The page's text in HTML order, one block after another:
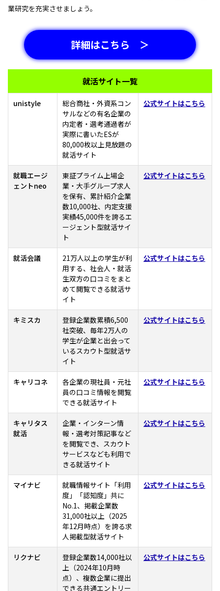
業研究を充実させましょう。
詳細はこちら ＞
就活サイト一覧
unistyle
総合商社・外資系コン
サルなどの有名企業の
内定者・選考通過者が
実際に書いたESが
80,000枚以上見放題の
就活サイト
公式サイトはこちら
就職エージ
ェントneo
東証プライム上場企
業・大手グループ求人
を保有、累計紹介企業
数10,000社、内定支援
実績45,000件を誇るエ
ージェント型就活サイ
ト
公式サイトはこちら
就活会議
21万人以上の学生が利
用する、社会人・就活
生双方の口コミをまと
めて閲覧できる就活サ
イト
公式サイトはこちら
キミスカ
登録企業数累積6,500
社突破、毎年2万人の
学生が企業と出会って
いるスカウト型就活サ
イト
公式サイトはこちら
キャリコネ
各企業の現社員・元社
員の口コミ情報を閲覧
できる就活サイト
公式サイトはこちら
キャリタス
就活
企業・インターン情
報・選考対策記事など
を閲覧でき、スカウト
サービスなども利用で
きる就活サイト
公式サイトはこちら
マイナビ
就職情報サイト「利用
度」「認知度」共に
No.1、掲載企業数
31,000社以上（2025
年12月時点）を誇る求
人掲載型就活サイト
公式サイトはこちら
リクナビ
登録企業数14,000社以
上（2024年10月時
点）、複数企業に提出
できる共通エントリー
公式サイトはこちら